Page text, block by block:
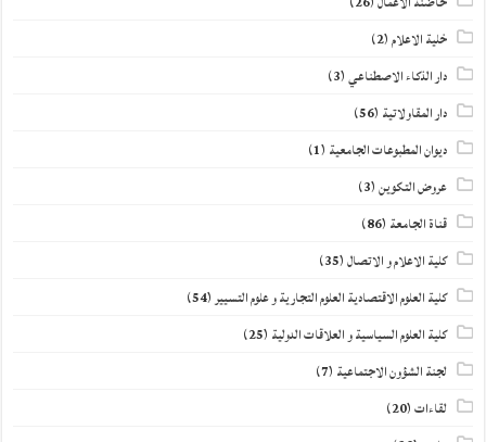
خلية الاعلام(2)
دار الذكاء الاصطناعي(3)
دار المقاولاتية (56)
ديوان المطبوعات الجامعية (1)
عروض التكوين(3)
قناة الجامعة (86)
كلية الاعلام و الاتصال(35)
كلية العلوم الاقتصادية العلوم التجارية و علوم التسيير(54)
كلية العلوم السياسية و العلاقات الدولية (25)
لجنة الشؤون الاجتماعية (7)
لقاءات(20)